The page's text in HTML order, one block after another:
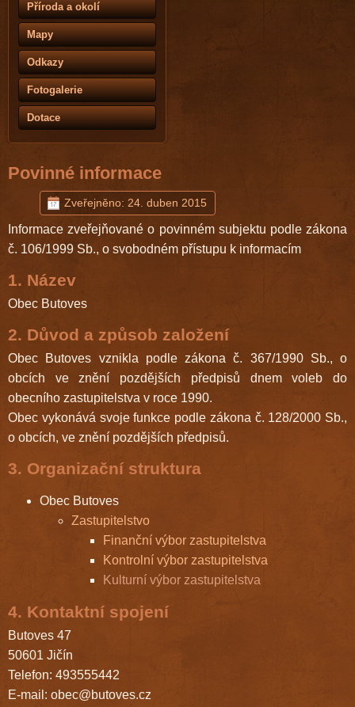
Příroda a okolí
Mapy
Odkazy
Fotogalerie
Dotace
Povinné informace
Zveřejněno: 24. duben 2015
Informace zveřejňované o povinném subjektu podle zákona
č. 106/1999 Sb., o svobodném přístupu k informacím
1. Název
Obec Butoves
2. Důvod a způsob založení
Obec Butoves vznikla podle zákona č. 367/1990 Sb., o
obcích ve znění pozdějších předpisů dnem voleb do
obecního zastupitelstva v roce 1990.
Obec vykonává svoje funkce podle zákona č. 128/2000 Sb.,
o obcích, ve znění pozdějších předpisů.
3. Organizační struktura
Obec Butoves
Zastupitelstvo
Finanční výbor zastupitelstva
Kontrolní výbor zastupitelstva
Kulturní výbor zastupitelstva
4. Kontaktní spojení
Butoves 47
50601 Jičín
Telefon: 493555442
E-mail: obec@butoves.cz